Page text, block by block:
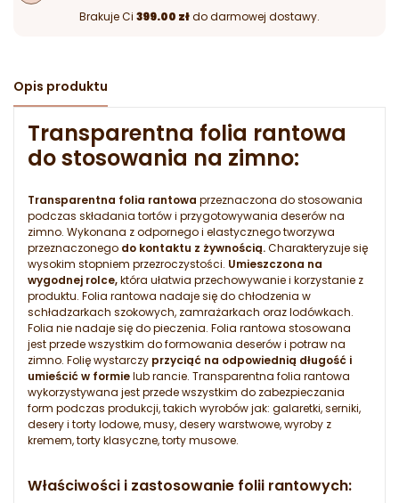
Brakuje Ci 399.00 złdo darmowej dostawy.
Opis produktu
Transparentna folia rantowa
do stosowania na zimno:
Transparentna folia rantowa przeznaczona do stosowania
podczas składania tortów i przygotowywania deserów na
zimno. Wykonana z odpornego i elastycznego tworzywa
przeznaczonego do kontaktu z żywnością.Charakteryzuje się
wysokim stopniem przezroczystości. Umieszczona na
wygodnej rolce,która ułatwia przechowywanie i korzystanie z
produktu. Folia rantowa nadaje się do chłodzenia w
schładzarkach szokowych, zamrażarkach oraz lodówkach.
Folia nie nadaje się do pieczenia. Folia rantowa stosowana
jest przede wszystkim do formowania deserów i potraw na
zimno. Folię wystarczy przyciąć na odpowiednią długość i
umieścić w formielub rancie. Transparentna folia rantowa
wykorzystywana jest przede wszystkim do zabezpieczania
form podczas produkcji, takich wyrobów jak: galaretki, serniki,
desery i torty lodowe, musy, desery warstwowe, wyroby z
kremem, torty klasyczne, torty musowe.
Właściwości i zastosowanie folii rantowych: